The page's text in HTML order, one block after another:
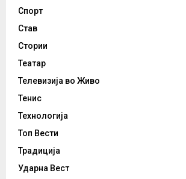
Спорт
Став
Стории
Театар
Телевизија во Живо
Тенис
Технологија
Топ Вести
Традиција
Ударна Вест